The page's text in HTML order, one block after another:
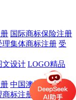
国际商标保险注册
理集体商标注册 受
文设计 LOGO精品
中国澳门商标注册
商标注册
英国商标